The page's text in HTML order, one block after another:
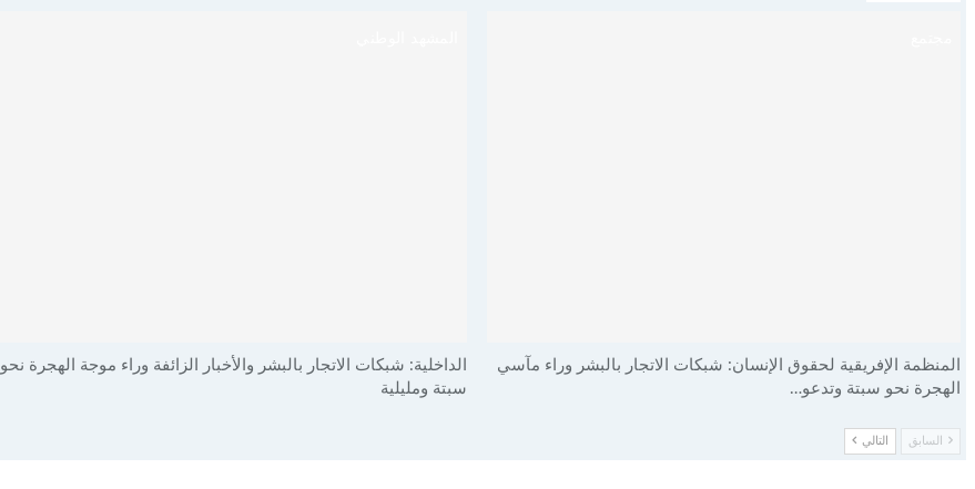
المنظمة الإفريقية لحقوق الإنسان: شبكات الاتجار بالبشر وراء مآسي
الهجرة نحو سبتة وتدعو…
الداخلية: شبكات الاتجار بالبشر والأخبار الزائفة وراء موجة الهجرة نحو
سبتة ومليلية
السابق التالي